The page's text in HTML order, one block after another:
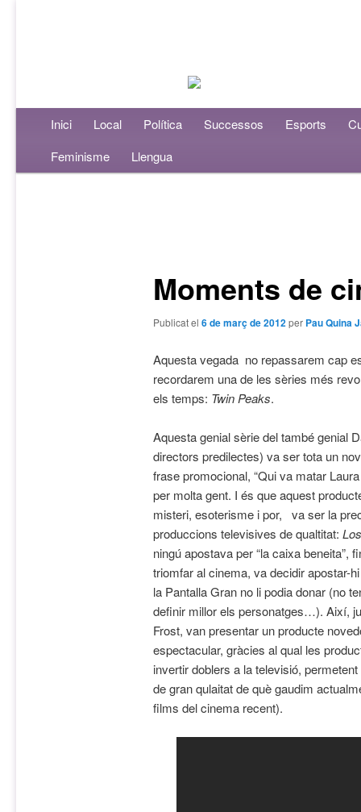
Menú principalAneu al contingut principal
Aneu al contingut secundari
Inici Local Política Successos Esports
Feminisme
Llengua
Moments de
Publicat el 6 de març de 2012per Pau Quina
Aquesta vegada no repassarem cap
recordarem una de les sèries més
els temps: Twin Peaks.
Aquesta genial sèrie del també genial
directors predilectes) va ser tota un
frase promocional, “Qui va matar
per molta gent. I és que aquest
misteri, esoterisme i por, va ser la
produccions televisives de qualtitat:
ningú apostava per “la caixa beneita”,
triomfar al cinema, va decidir apostar-
la Pantalla Gran no li podia donar (no
definir millor els personatges…). Així,
Frost, van presentar un producte
espectacular, gràcies al qual les
invertir doblers a la televisió,
de gran qulaitat de què gaudim
films del cinema recent).